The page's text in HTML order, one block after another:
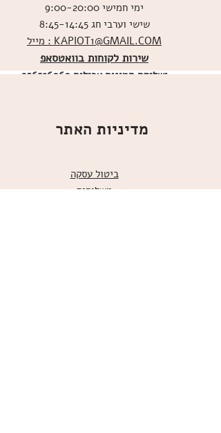
ימי חמישי 9:00-20:00
שישי וערבי חג 8:45-14:45
מייל : KAPIOT1@GMAIL.COM
שירות לקוחות בוואטסאפ
ושליחת תמונות אכילות 036526060
מדיניות האתר
ביטול עסקה
משלוחים